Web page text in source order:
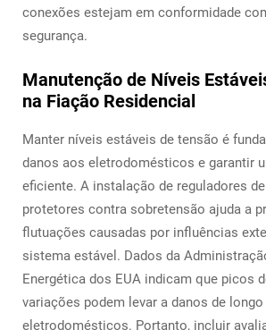
conexões estejam em conformidade
segurança.
Manutenção de Níveis
na Fiação Residencial
Manter níveis estáveis de tensão é
danos aos eletrodomésticos e garantir
eficiente. A instalação de reguladores
protetores contra sobretensão ajuda a
flutuações causadas por influências
sistema estável. Dados da
Energética dos EUA indicam que picos
variações podem levar a danos de
eletrodomésticos. Portanto, incluir